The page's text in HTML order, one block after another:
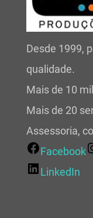
Desde 1999,
qualidade.
Mais de 10
Mais de 20
Assessoria,
Facebook
LinkedIn